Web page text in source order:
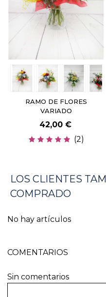
RAMO DE FLORES
VARIADO
42,00 €
(2)
LOS CLIENTES
COMPRADO
No hay artículos
COMENTARIOS
Sin comentarios